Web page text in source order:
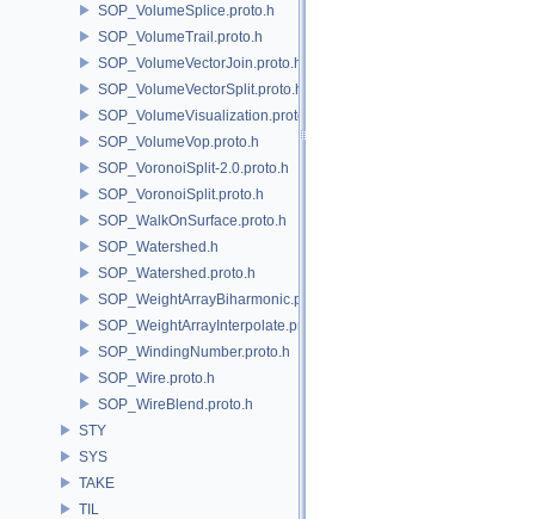
SOP_VolumeSplice.proto.h
SOP_VolumeTrail.proto.h
SOP_VolumeVectorJoin.proto.h
SOP_VolumeVectorSplit.proto.h
SOP_VolumeVisualization.proto.h
SOP_VolumeVop.proto.h
SOP_VoronoiSplit-2.0.proto.h
SOP_VoronoiSplit.proto.h
SOP_WalkOnSurface.proto.h
SOP_Watershed.h
SOP_Watershed.proto.h
SOP_WeightArrayBiharmonic.proto.h
SOP_WeightArrayInterpolate.proto.h
SOP_WindingNumber.proto.h
SOP_Wire.proto.h
SOP_WireBlend.proto.h
STY
SYS
TAKE
TIL